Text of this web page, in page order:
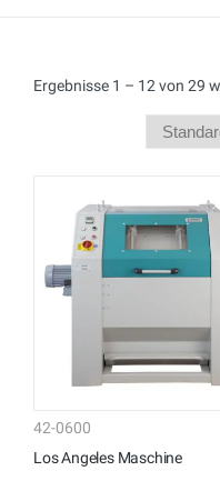
Ergebnisse 1 – 12 von 29
42-0600
Los Angeles Maschine